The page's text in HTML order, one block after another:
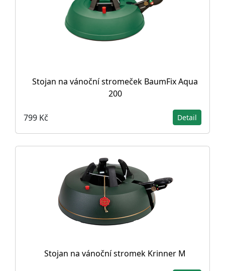
Stojan na vánoční stromeček BaumFix Aqua
200
799 Kč Detail
Stojan na vánoční stromek Krinner M